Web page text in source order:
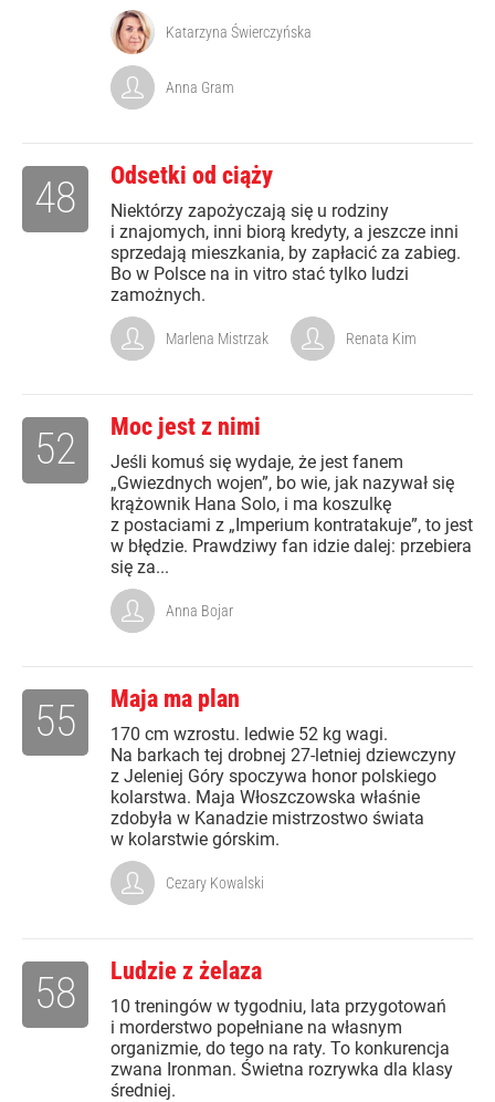
Katarzyna Świerczyńska
Anna Gram
Odsetki od ciąży
Niektórzy zapożyczają się u rodziny
i znajomych, inni biorą kredyty, a jeszcze inni
sprzedają mieszkania, by zapłacić za zabieg.
Bo w Polsce na in vitro stać tylko ludzi
zamożnych.
48
Marlena Mistrzak Renata Kim
Moc jest z nimi
Jeśli komuś się wydaje, że jest fanem
„Gwiezdnych wojen”, bo wie, jak nazywał się
krążownik Hana Solo, i ma koszulkę
z postaciami z „Imperium kontratakuje”, to jest
w błędzie. Prawdziwy fan idzie dalej: przebiera
się za...
52
Anna Bojar
Maja ma plan
170 cm wzrostu. ledwie 52 kg wagi.
Na barkach tej drobnej 27-letniej dziewczyny
z Jeleniej Góry spoczywa honor polskiego
kolarstwa. Maja Włoszczowska właśnie
zdobyła w Kanadzie mistrzostwo świata
w kolarstwie górskim.
55
Cezary Kowalski
Ludzie z żelaza
10 treningów w tygodniu, lata przygotowań
i morderstwo popełniane na własnym
organizmie, do tego na raty. To konkurencja
zwana Ironman. Świetna rozrywka dla klasy
średniej.
58